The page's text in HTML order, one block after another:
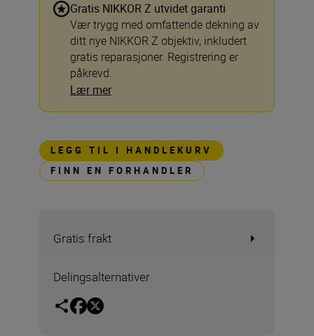
Gratis NIKKOR Z utvidet garanti
Vær trygg med omfattende dekning av
ditt nye NIKKOR Z objektiv, inkludert
gratis reparasjoner. Registrering er
påkrevd.
Lær mer
LEGG TIL I HANDLEKURV
FINN EN FORHANDLER
Gratis frakt
Delingsalternativer